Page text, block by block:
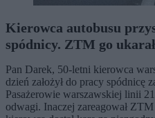
Kierowca autobusu
spódnicy. ZTM go ukarał
Pan Darek, 50-letni kierowca
dzień założył do pracy spódnicę
Pasażerowie warszawskiej linii
odwagi. Inaczej zareagował